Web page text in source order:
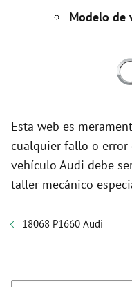
Modelo de
Esta web es
cualquier fallo o error
vehículo Audi debe
taller mecánico
18068 P1660 Audi